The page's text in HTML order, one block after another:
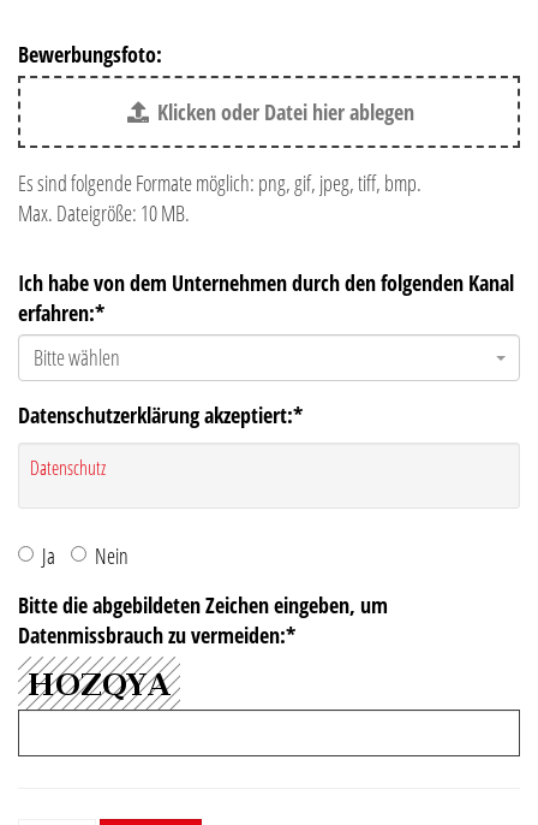
Bewerbungsfoto:
Klicken oder Datei hier ablegen
Es sind folgende Formate möglich: png, gif, jpeg, tiff, bmp.
Max. Dateigröße: 10 MB.
Ich habe von dem Unternehmen durch den folgenden Kanal
erfahren:*
Bitte wählen
Datenschutzerklärung akzeptiert:*
Datenschutz
Ja
Nein
Bitte die abgebildeten Zeichen eingeben, um
Datenmissbrauch zu vermeiden:*